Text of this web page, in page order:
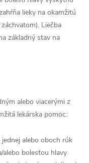
lieky na okamžitú
Liečba
základný stav na
alebo viacerými z
lekárska pomoc:
alebo oboch rúk
bolesťou hlavy